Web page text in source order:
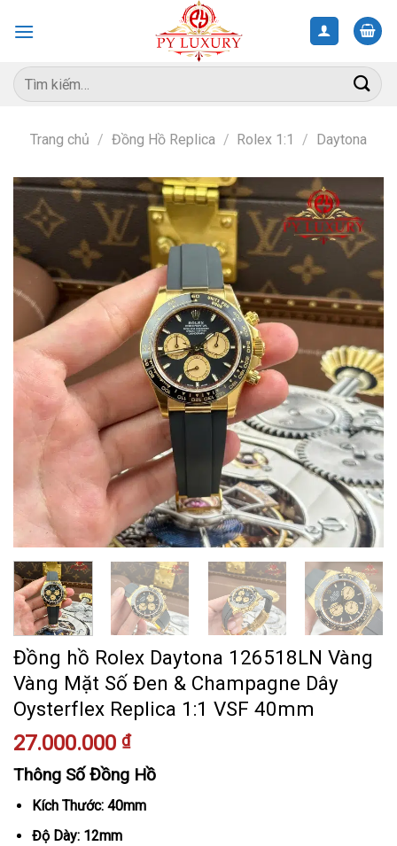
Tìm
kiếm:
Trang chủ / Đồng Hồ Replica / Rolex 1:1 / Daytona
Đồng hồ Rolex Daytona 126518LN Vàng
Vàng Mặt Số Đen & Champagne Dây
Oysterflex Replica 1:1 VSF 40mm
27.000.000 ₫
Thông Số Đồng Hồ
Kích Thước: 40mm
Độ Dày: 12mm